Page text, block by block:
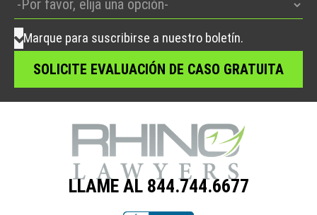
Marque para suscribirse a nuestro boletín.
LLAME AL 844.744.6677